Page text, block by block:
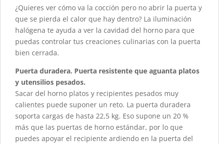
¿Quieres ver cómo va la cocción pero no abrir la puerta y
que se pierda el calor que hay dentro? La iluminación
halógena te ayuda a ver la cavidad del horno para que
puedas controlar tus creaciones culinarias con la puerta
bien cerrada.
Puerta duradera. Puerta resistente que aguanta platos
y utensilios pesados.
Sacar del horno platos y recipientes pesados muy
calientes puede suponer un reto. La puerta duradera
soporta cargas de hasta 22,5 kg. Eso supone un 20 %
más que las puertas de horno estándar, por lo que
puedes apoyar el recipiente ardiendo en la puerta del